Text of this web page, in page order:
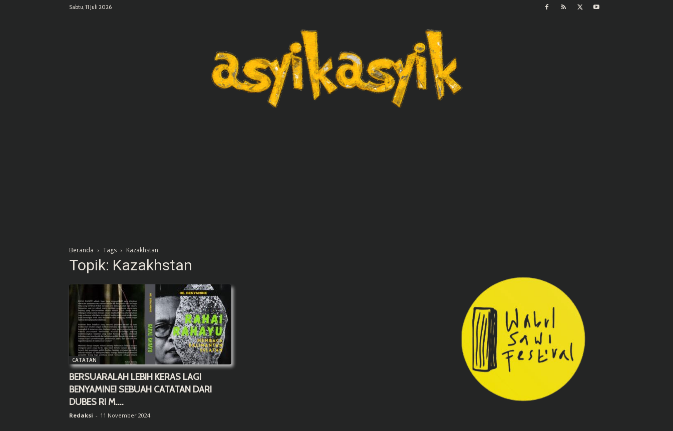
Sabtu, 11 Juli 2026
Beranda Tags Kazakhstan
Topik: Kazakhstan
CATATAN
BERSUARALAH LEBIH KERAS LAGI
BENYAMINE! SEBUAH CATATAN DARI
DUBES RI M....
Redaksi - 11 November 2024